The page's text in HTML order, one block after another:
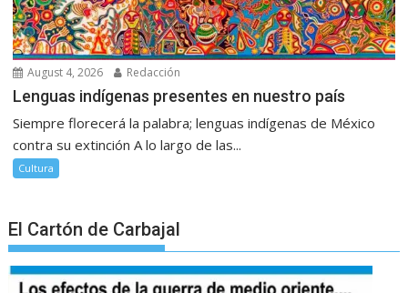
August 4, 2026 Redacción
Lenguas indígenas presentes en nuestro país
Siempre florecerá la palabra; lenguas indígenas de México
contra su extinción A lo largo de las...
Cultura
El Cartón de Carbajal